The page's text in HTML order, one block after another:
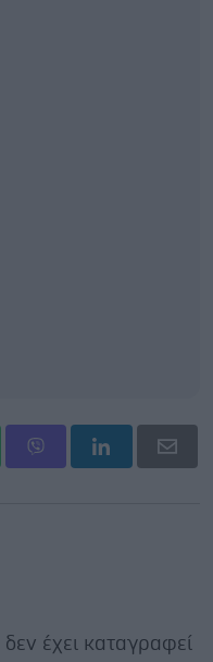
δεν έχει καταγραφεί